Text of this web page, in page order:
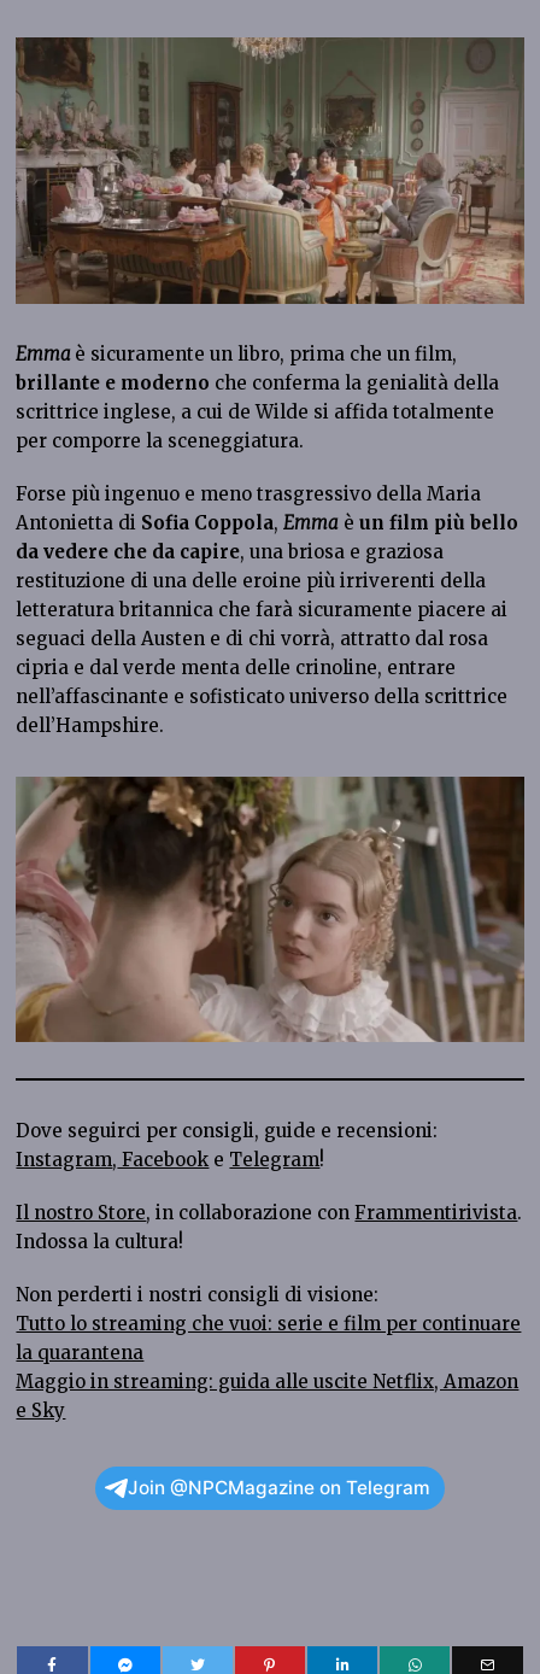
Emma è sicuramente un libro, prima che un film,
brillante e moderno che conferma la genialità della
scrittrice inglese, a cui de Wilde si affida totalmente
per comporre la sceneggiatura.
Forse più ingenuo e meno trasgressivo della Maria
Antonietta di Sofia Coppola,Emma èun film più bello
da vedere che da capire, una briosa e graziosa
restituzione di una delle eroine più irriverenti della
letteratura britannica che farà sicuramente piacere ai
seguaci della Austen e di chi vorrà, attratto dal rosa
cipria e dal verde menta delle crinoline, entrare
nell’affascinante e sofisticato universo della scrittrice
dell’Hampshire.
Dove seguirci per consigli, guide e recensioni:
Instagram, Facebook e Telegram!
Il nostro Store, in collaborazione conFrammentirivista.
Indossa la cultura!
Non perderti i nostri consigli di visione:
Tutto lo streaming che vuoi: serie e film per continuare
la quarantena
Maggio in streaming: guida alle uscite Netflix, Amazon
e Sky
Join @NPCMagazine on Telegram